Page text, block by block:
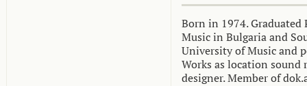
Born in 1974. Graduated
Music in Bulgaria and
University of Music and
Works as location sound
designer. Member of